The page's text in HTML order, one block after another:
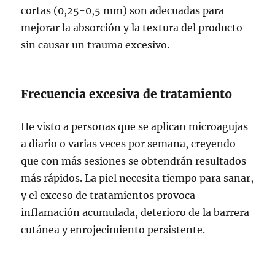
cortas (0,25-0,5 mm) son adecuadas para
mejorar la absorción y la textura del producto
sin causar un trauma excesivo.
Frecuencia excesiva de tratamiento
He visto a personas que se aplican microagujas
a diario o varias veces por semana, creyendo
que con más sesiones se obtendrán resultados
más rápidos. La piel necesita tiempo para sanar,
y el exceso de tratamientos provoca
inflamación acumulada, deterioro de la barrera
cutánea y enrojecimiento persistente.